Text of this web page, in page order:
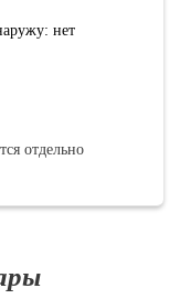
нет
отдельно